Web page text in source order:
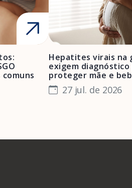
Hepatites virais na
exigem diagnóstico
proteger mãe e
27 jul. de 2026